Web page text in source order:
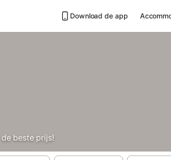
Download de app
beste prijs!